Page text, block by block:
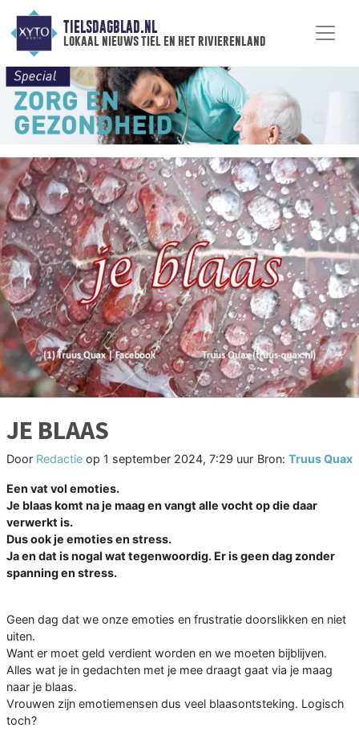
TIELSDAGBLAD.NL
lokaal nieuws tiel en het rivierenland
JE BLAAS
Door Redactie op 1 september 2024, 7:29 uur Bron: Truus Quax
Een vat vol emoties.
Je blaas komt na je maag en vangt alle vocht op die daar
verwerkt is.
Dus ook je emoties en stress.
Ja en dat is nogal wat tegenwoordig. Er is geen dag zonder
spanning en stress.
Geen dag dat we onze emoties en frustratie doorslikken en niet
uiten.
Want er moet geld verdient worden en we moeten bijblijven.
Alles wat je in gedachten met je mee draagt gaat via je maag
naar je blaas.
Vrouwen zijn emotiemensen dus veel blaasontsteking. Logisch
toch?